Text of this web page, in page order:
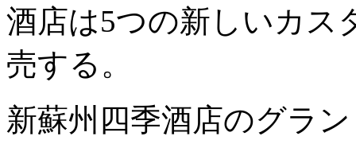
酒店は5つの新しいカス
売する。
新蘇州四季酒店のグラ